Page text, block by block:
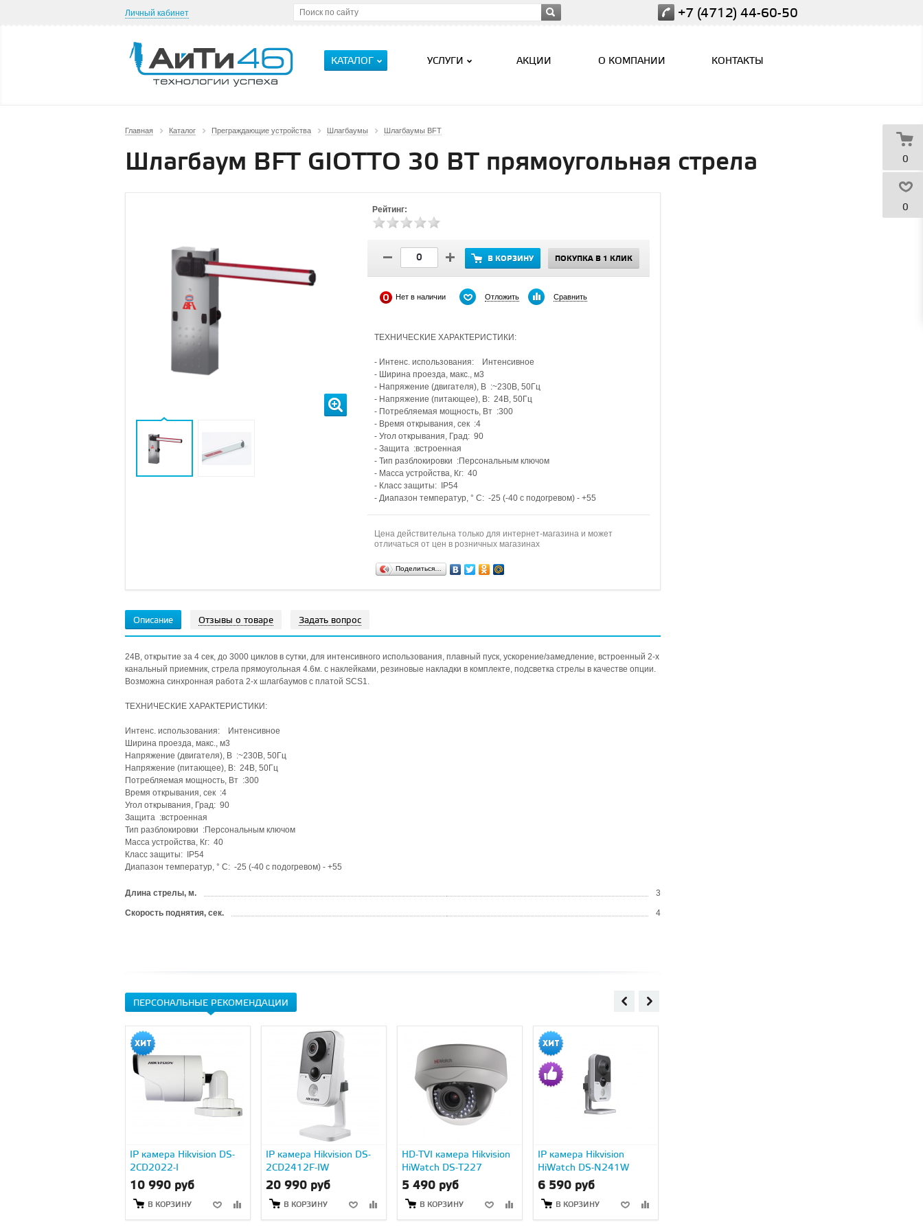
Личный кабинет +7 (4712) 44-60-50
КАТАЛОГ УСЛУГИ АКЦИИ О КОМПАНИИ КОНТАКТЫ
0
0
Главная Каталог Преграждающие устройства Шлагбаумы Шлагбаумы BFT
Шлагбаум BFT GIOTTO 30 BT прямоугольная стрела
Рейтинг:
В КОРЗИНУ ПОКУПКА В 1 КЛИК
Нет в наличии Отложить Сравнить
ТЕХНИЧЕСКИЕ ХАРАКТЕРИСТИКИ:
- Интенс. использования: Интенсивное
- Ширина проезда, макс., м3
- Напряжение (двигателя), В :~230В, 50Гц
- Напряжение (питающее), В: 24В, 50Гц
- Потребляемая мощность, Вт :300
- Время открывания, сек :4
- Угол открывания, Град: 90
- Защита :встроенная
- Тип разблокировки :Персональным ключом
- Масса устройства, Кг: 40
- Класс защиты: IP54
- Диапазон температур, ° C: -25 (-40 с подогревом) - +55
Цена действительна только для интернет-магазина и может
отличаться от цен в розничных магазинах
Поделиться…
Описание Отзывы о товаре Задать вопрос
24В, открытие за 4 сек, до 3000 циклов в сутки, для интенсивного использования, плавный пуск, ускорение/замедление, встроенный 2-х
канальный приемник, стрела прямоугольная 4.6м. с наклейками, резиновые накладки в комплекте, подсветка стрелы в качестве опции.
Возможна синхронная работа 2-х шлагбаумов с платой SCS1.
ТЕХНИЧЕСКИЕ ХАРАКТЕРИСТИКИ:
Интенс. использования: Интенсивное
Ширина проезда, макс., м3
Напряжение (двигателя), В :~230В, 50Гц
Напряжение (питающее), В: 24В, 50Гц
Потребляемая мощность, Вт :300
Время открывания, сек :4
Угол открывания, Град: 90
Защита :встроенная
Тип разблокировки :Персональным ключом
Масса устройства, Кг: 40
Класс защиты: IP54
Диапазон температур, ° C: -25 (-40 с подогревом) - +55
Длина стрелы, м. 3
Скорость поднятия, сек. 4
ПЕРСОНАЛЬНЫЕ РЕКОМЕНДАЦИИ
IP камера Hikvision DS-
2CD2022-I
10 990 руб
В КОРЗИНУ
IP камера Hikvision DS-
2CD2412F-IW
20 990 руб
В КОРЗИНУ
HD-TVI камера Hikvision
HiWatch DS-T227
5 490 руб
В КОРЗИНУ
IP камера Hikvision
HiWatch DS-N241W
6 590 руб
В КОРЗИНУ